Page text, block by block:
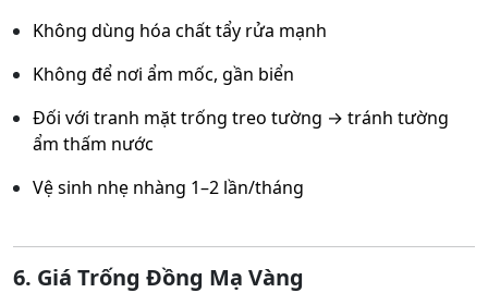
Không dùng hóa chất tẩy rửa mạnh
Không để nơi ẩm mốc, gần biển
Đối với tranh mặt trống treo tường → tránh tường
ẩm thấm nước
Vệ sinh nhẹ nhàng 1–2 lần/tháng
6. Giá Trống Đồng Mạ Vàng